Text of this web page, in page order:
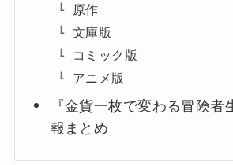
原作
文庫版
コミック版
アニメ版
『金貨一枚で変わる冒険者
報まとめ